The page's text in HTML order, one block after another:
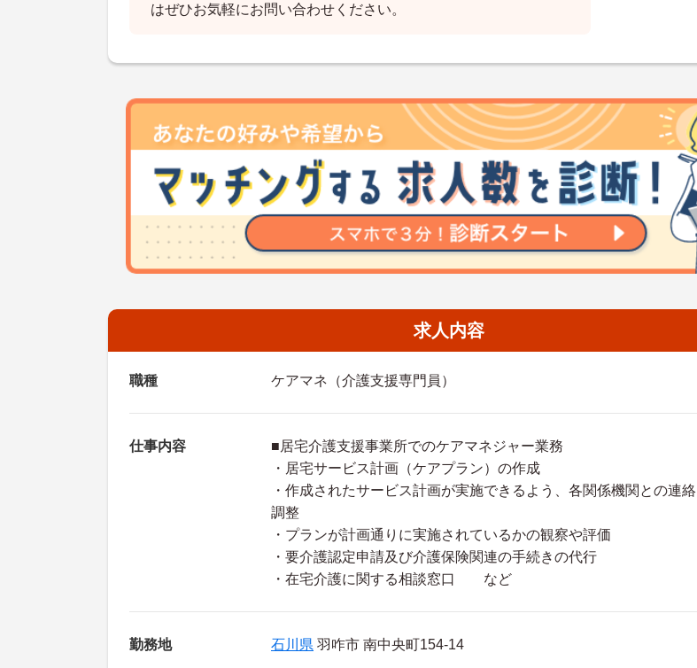
はぜひお気軽にお問い合わせください。
求人内容
職種 ケアマネ（介護支援専門員）
仕事内容
■居宅介護支援事業所でのケアマネジャー業務
・居宅サービス計画（ケアプラン）の作成
・作成されたサービス計画が実施できるよう、各関係機関との連絡
調整
・プランが計画通りに実施されているかの観察や評価
・要介護認定申請及び介護保険関連の手続きの代行
・在宅介護に関する相談窓口 など
勤務地 石川県 羽咋市 南中央町154-14